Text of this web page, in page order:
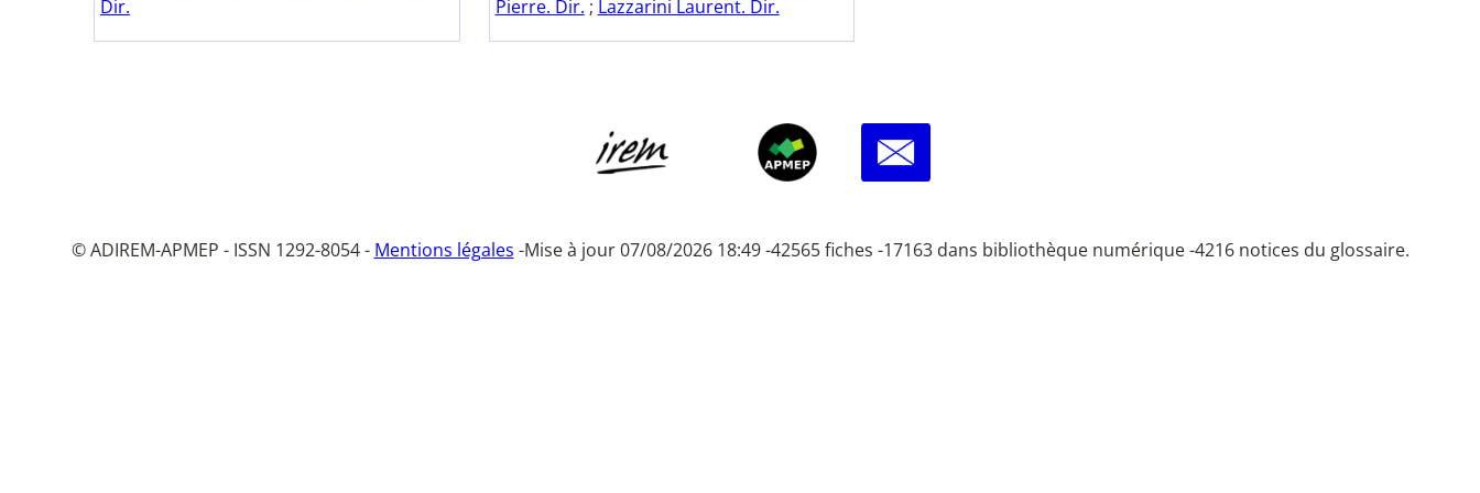
Dir.
Pierre. Dir. ; Lazzarini Laurent. Dir.
© ADIREM-APMEP - ISSN 1292-8054 - Mentions légales -Mise à jour 07/08/2026 18:49 -42565 fiches -17163 dans bibliothèque numérique -4216 notices du glossaire.